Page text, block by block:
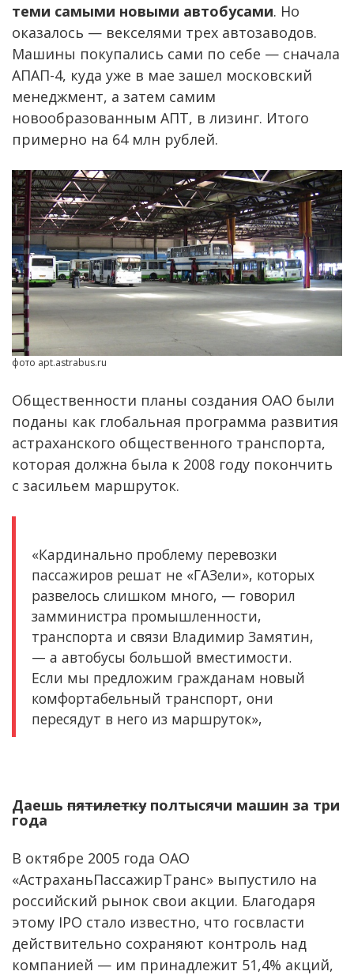
теми самыми новыми автобусами. Но
оказалось — векселями трех автозаводов.
Машины покупались сами по себе — сначала
АПАП-4, куда уже в мае зашел московский
менеджмент, а затем самим
новообразованным АПТ, в лизинг. Итого
примерно на 64 млн рублей.
фото apt.astrabus.ru
Общественности планы создания ОАО были
поданы как глобальная программа развития
астраханского общественного транспорта,
которая должна была к 2008 году покончить
с засильем маршруток.
«Кардинально проблему перевозки
пассажиров решат не «ГАЗели», которых
развелось слишком много, — говорил
замминистра промышленности,
транспорта и связи Владимир Замятин,
— а автобусы большой вместимости.
Если мы предложим гражданам новый
комфортабельный транспорт, они
пересядут в него из маршруток»,
Даешь пятилеткуполтысячи машин за три
года
В октябре 2005 года ОАО
«АстраханьПассажирТранс» выпустило на
российский рынок свои акции. Благодаря
этому IPO стало известно, что госвласти
действительно сохраняют контроль над
компанией — им принадлежит 51,4% акций,